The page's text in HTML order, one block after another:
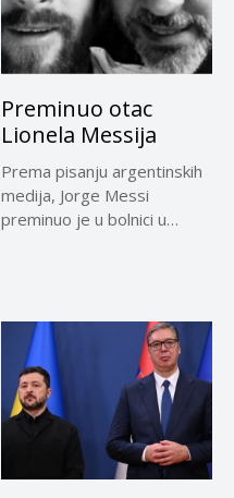
Preminuo otac
Lionela Messija
Prema pisanju argentinskih
medija, Jorge Messi
preminuo je u bolnici u